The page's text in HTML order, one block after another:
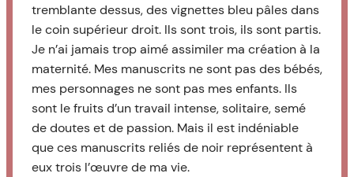
tremblante dessus, des vignettes bleu pâles dans
le coin supérieur droit. Ils sont trois, ils sont partis.
Je n’ai jamais trop aimé assimiler ma création à la
maternité. Mes manuscrits ne sont pas des bébés,
mes personnages ne sont pas mes enfants. Ils
sont le fruits d’un travail intense, solitaire, semé
de doutes et de passion. Mais il est indéniable
que ces manuscrits reliés de noir représentent à
eux trois l’œuvre de ma vie.